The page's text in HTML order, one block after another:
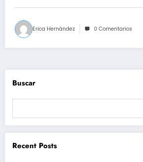
Erica Hernández 0 Comentarios
Buscar
Recent Posts